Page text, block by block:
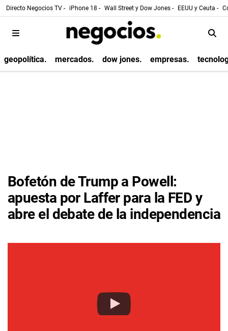
Directo Negocios TV - iPhone 18 - Wall Street y Dow Jones - EEUU y Ceuta -
geopolítica. mercados. dow jones. empresas.
Bofetón de Trump a Powell:
apuesta por Laffer para la FED y
abre el debate de la independencia